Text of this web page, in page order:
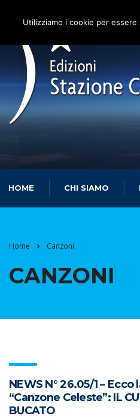
HOME CHI SIAMO
Home Canzoni
CANZONI
NEWS N° 26.05/1 – Ecco
“Canzone Celeste”: IL
BUCATO
Utilizziamo i cookie per